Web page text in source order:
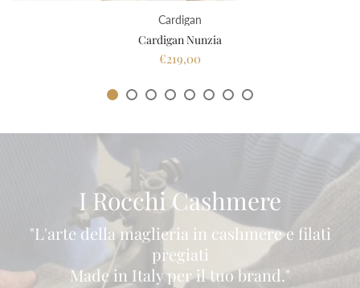
Cardigan
Cardigan Nunzia
€219,00
I Rocchi Cashmere
"L'arte della maglieria in cashmere e filati
pregiati
Made in Italy per il tuo brand."